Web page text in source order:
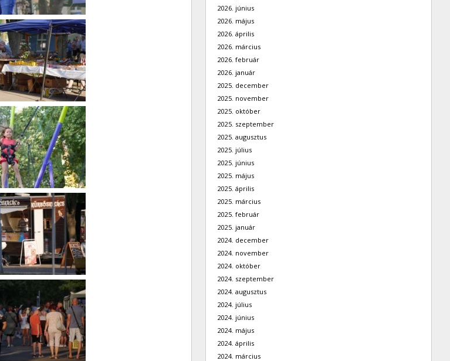
2026. június
2026. május
2026. április
2026. március
2026. február
2026. január
2025. december
2025. november
2025. október
2025. szeptember
2025. augusztus
2025. július
2025. június
2025. május
2025. április
2025. március
2025. február
2025. január
2024. december
2024. november
2024. október
2024. szeptember
2024. augusztus
2024. július
2024. június
2024. május
2024. április
2024. március